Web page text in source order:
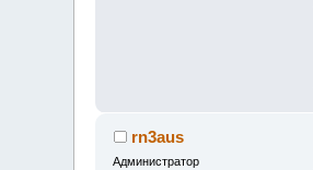
rn3aus
Администратор